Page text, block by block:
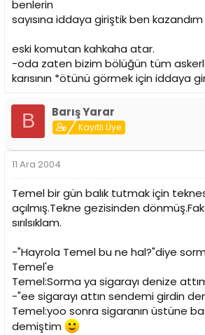
benlerin
sayısına iddaya giriştik ben
eski komutan kahkaha atar.
-oda zaten bizim bölüğün tüm
karısının *ötünü görmek için iddaya
B Barış Yarar
Kayıtlı Üye
11 Ara 2004
Temel bir gün balık tutmak için
açılmış.Tekne gezisinden
sırılsıklam.
-"Hayrola Temel bu ne hal?"diye
Temel'e
Temel:Sorma ya sigarayı denize
-"ee sigarayı attın sendemi girdin
Temel:yoo sonra sigaranın üstüne
demiştim